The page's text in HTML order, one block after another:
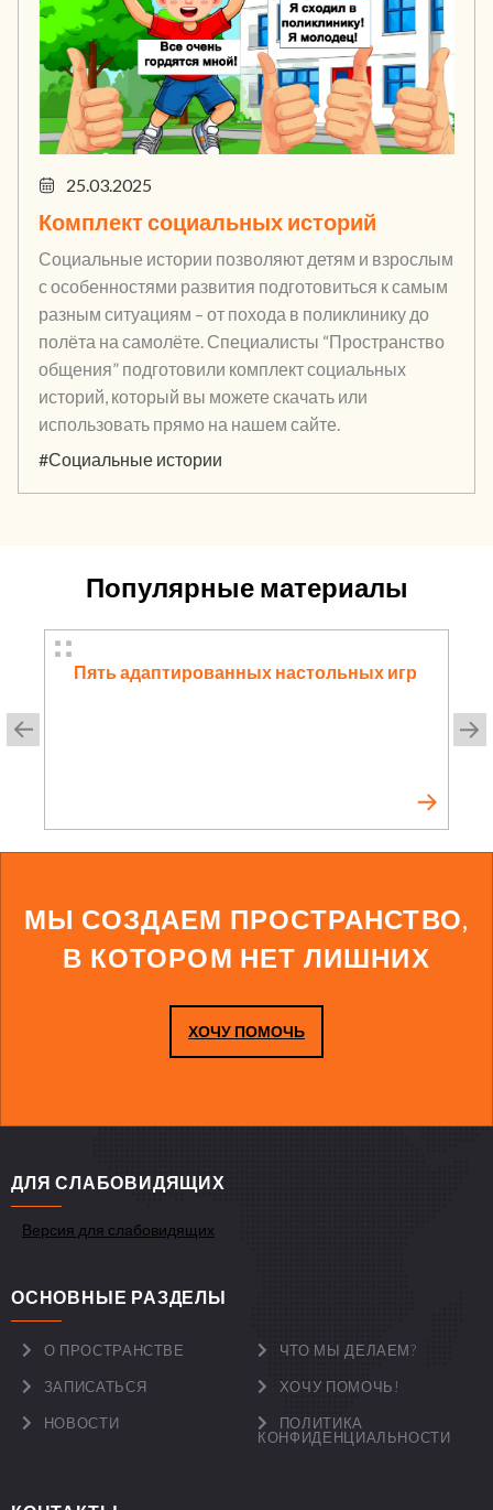
25.03.2025
Комплект социальных историй
Социальные истории позволяют детям и взрослым
с особенностями развития подготовиться к самым
разным ситуациям – от похода в поликлинику до
полёта на самолёте. Специалисты “Пространство
общения” подготовили комплект социальных
историй, который вы можете скачать или
использовать прямо на нашем сайте.
#Социальные истории
Популярные материалы
Пять адаптированных настольных игр
МЫ СОЗДАЕМ ПРОСТРАНСТВО,
В КОТОРОМ НЕТ ЛИШНИХ
ХОЧУ ПОМОЧЬ
ДЛЯ СЛАБОВИДЯЩИХ
Версия для слабовидящих
ОСНОВНЫЕ РАЗДЕЛЫ
О ПРОСТРАНСТВЕ ЧТО МЫ ДЕЛАЕМ?
ЗАПИСАТЬСЯ ХОЧУ ПОМОЧЬ!
НОВОСТИ
ПОЛИТИКА
КОНФИДЕНЦИАЛЬНОСТИ